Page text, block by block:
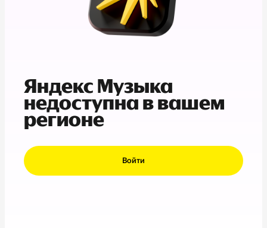
Яндекс Музыка
недоступна в вашем
регионе
Войти